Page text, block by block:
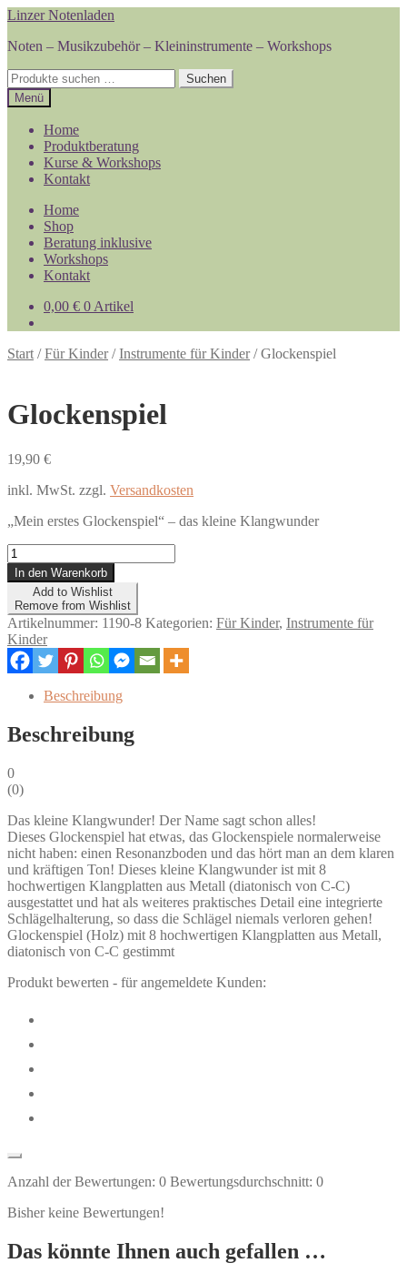
Zur
springen
Zum
springen
Linzer Notenladen
Noten – Musikzubehör – Kleininstrumente – Workshops
Suchen
nach:
Suchen
Menü
Home
Produktberatung
Kurse & Workshops
Kontakt
Home
Shop
Beratung inklusive
Workshops
Kontakt
0,00 € 0 Artikel
Start /Für Kinder/Instrumente für Kinder/Glockenspiel
Glockenspiel
19,90 €
inkl. MwSt. zzgl. Versandkosten
„Mein erstes Glockenspiel“ – das kleine Klangwunder
Glockenspiel
Menge
In den Warenkorb
Add to Wishlist
Remove from Wishlist
Artikelnummer: 1190-8 Kategorien: Für Kinder, Instrumente für
Kinder
Beschreibung
Beschreibung
0
(0)
Das kleine Klangwunder! Der Name sagt schon alles!
Dieses Glockenspiel hat etwas, das Glockenspiele normalerweise
nicht haben: einen Resonanzboden und das hört man an dem klaren
und kräftigen Ton! Dieses kleine Klangwunder ist mit 8
hochwertigen Klangplatten aus Metall (diatonisch von C-C)
ausgestattet und hat als weiteres praktisches Detail eine integrierte
Schlägelhalterung, so dass die Schlägel niemals verloren gehen!
Glockenspiel (Holz) mit 8 hochwertigen Klangplatten aus Metall,
diatonisch von C-C gestimmt
Produkt bewerten - für angemeldete Kunden:
Anzahl der Bewertungen: 0 Bewertungsdurchschnitt: 0
Bisher keine Bewertungen!
Das könnte Ihnen auch gefallen …